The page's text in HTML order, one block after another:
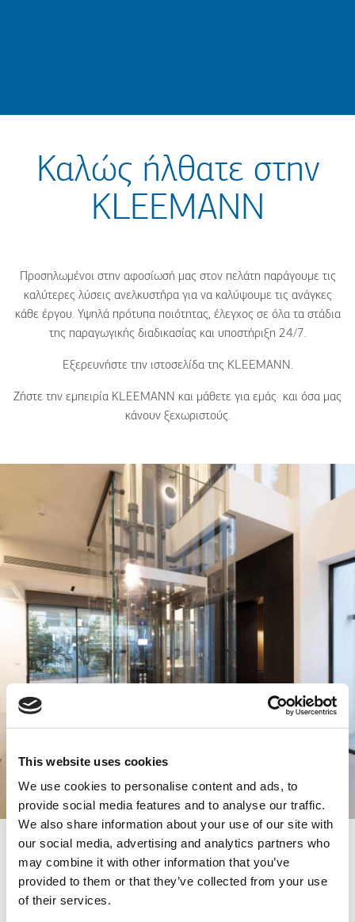
This website uses cookies
We use cookies to personalise content and ads, to
provide social media features and to analyse our traffic.
We also share information about your use of our site with
our social media, advertising and analytics partners who
may combine it with other information that you’ve
provided to them or that they’ve collected from your use
of their services.
Καλώς ήλθατε στην
KLEEMANN
Προσηλωμένοι στην αφοσίωσή μας στον πελάτη παράγουμε τις
καλύτερες λύσεις ανελκυστήρα για να καλύψουμε τις ανάγκες
κάθε έργου. Υψηλά πρότυπα ποιότητας, έλεγχος σε όλα τα στάδια
της παραγωγικής διαδικασίας και υποστήριξη 24/7.
Εξερευνήστε την ιστοσελίδα της KLEEMANN.
Ζήστε την εμπειρία KLEEMANN και μάθετε για εμάς και όσα μας
κάνουν ξεχωριστούς.
Προϊόντα